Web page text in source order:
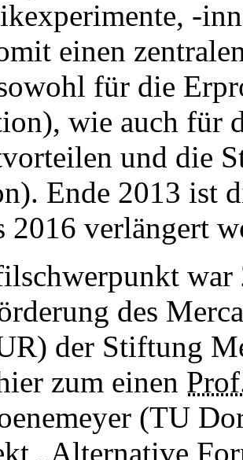
-
einen
für die
wie auch für
und die
Ende 2013 ist
2016 verlängert
des
der Stiftung
zum einen
(TU
„Alternative